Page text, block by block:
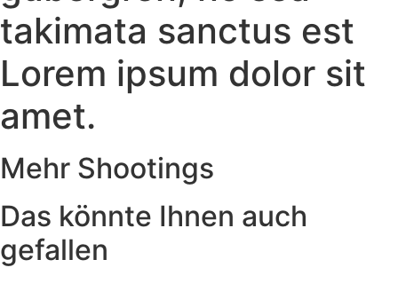
takimata sanctus est
Lorem ipsum dolor sit
amet.
Mehr Shootings
Das könnte Ihnen auch
gefallen